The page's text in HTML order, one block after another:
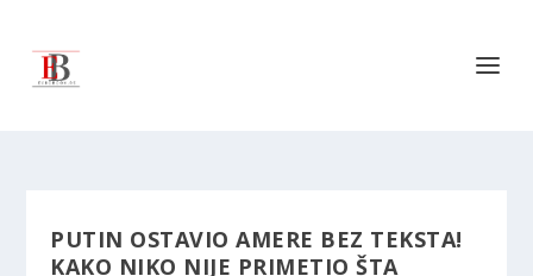
PUTIN OSTAVIO AMERE BEZ TEKSTA!
KAKO NIKO NIJE PRIMETIO ŠTA